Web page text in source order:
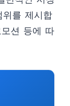
를 제시합
션 등에 따